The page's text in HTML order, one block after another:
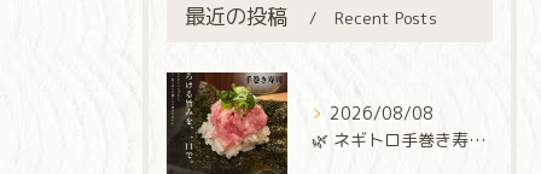
最近の投稿 Recent Posts
2026/08/08
🌿 ネギトロ手巻き寿司 🌿